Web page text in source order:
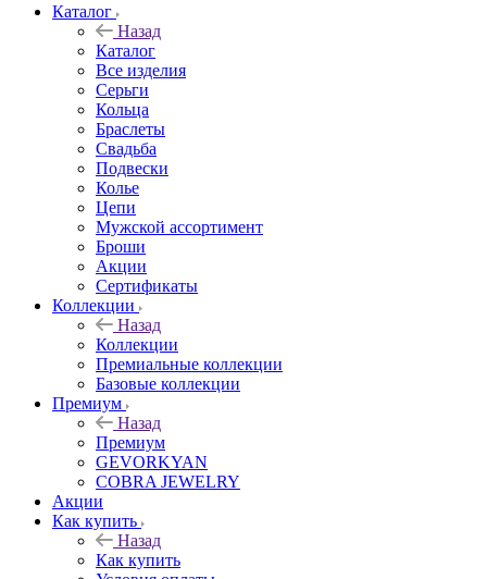
Каталог
Назад
Каталог
Все изделия
Серьги
Кольца
Браслеты
Свадьба
Подвески
Колье
Цепи
Мужской ассортимент
Броши
Акции
Сертификаты
Коллекции
Назад
Коллекции
Премиальные коллекции
Базовые коллекции
Премиум
Назад
Премиум
GEVORKYAN
COBRA JEWELRY
Акции
Как купить
Назад
Как купить